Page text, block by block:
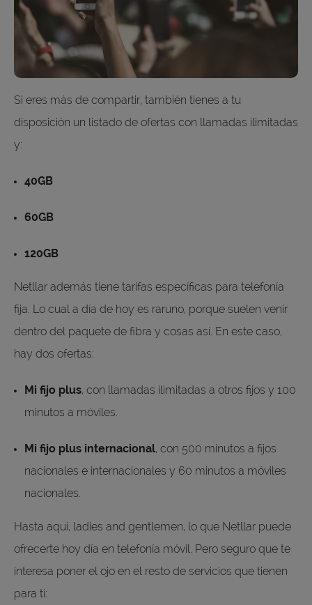
Si eres más de compartir, también tienes a tu
disposición un listado de ofertas con llamadas ilimitadas
y:
40GB
60GB
120GB
Netllar además tiene tarifas específicas para telefonía
fija. Lo cual a día de hoy es raruno, porque suelen venir
dentro del paquete de fibra y cosas así. En este caso,
hay dos ofertas:
Mi fijo plus, con llamadas ilimitadas a otros fijos y 100
minutos a móviles.
Mi fijo plus internacional, con 500 minutos a fijos
nacionales e internacionales y 60 minutos a móviles
nacionales.
Hasta aquí, ladies and gentlemen, lo que Netllar puede
ofrecerte hoy día en telefonía móvil. Pero seguro que te
interesa poner el ojo en el resto de servicios que tienen
para ti: